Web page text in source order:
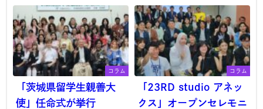
コラム
「茨城県留学生親善大
使」任命式が挙行
コラム
「23RD studio アネッ
クス」オープンセレモニ